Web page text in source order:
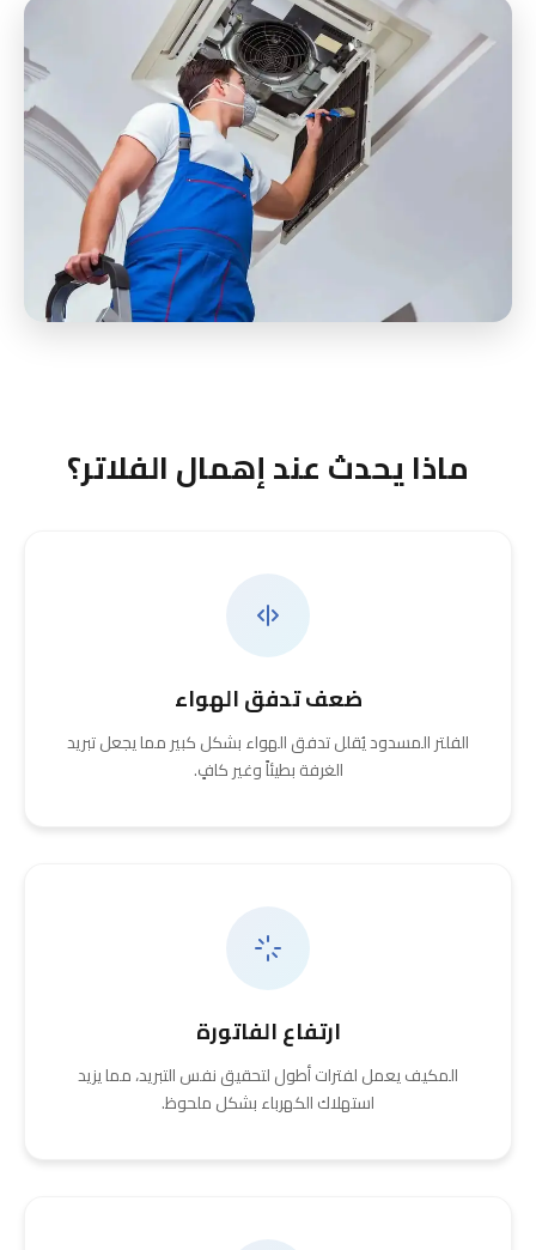
ماذا يحدث عند إهمال الفلاتر؟
ضعف تدفق الهواء
الفلتر المسدود يُقلل تدفق الهواء بشكل كبير مما يجعل تبريد
الغرفة بطيئاً وغير كافٍ.
ارتفاع الفاتورة
المكيف يعمل لفترات أطول لتحقيق نفس التبريد، مما يزيد
استهلاك الكهرباء بشكل ملحوظ.